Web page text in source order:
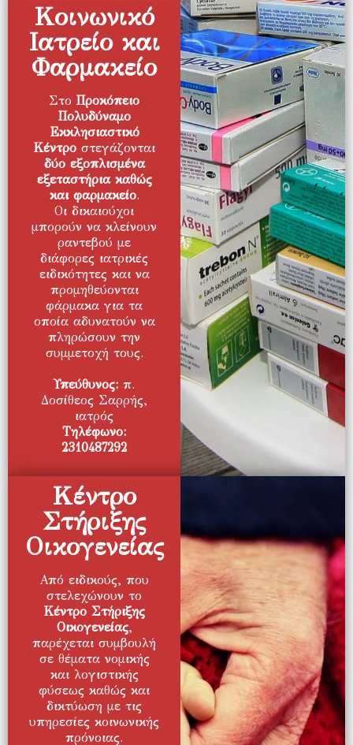
Κοινωνικό
Ιατρείο και
Φαρμακείο
ΣτοΠροκόπειο
Πολυδύναμο
Εκκλησιαστικό
Κέντρο στεγάζονται
δύο εξοπλισμένα
εξεταστήρια καθώς
και φαρμακείο.
Οι δικαιούχοι
μπορούν να κλείνουν
ραντεβού με
διάφορες ιατρικές
ειδικότητες και να
προμηθεύονται
φάρμακα για τα
οποία αδυνατούν να
πληρώσουν την
συμμετοχή τους.
Υπεύθυνος: π.
Δοσίθεος Σαρρής,
ιατρός
Τηλέφωνο:
2310487292
Κέντρο
Στήριξης
Οικογενείας
Από ειδικούς, που
στελεχώνουν το
Κέντρο Στήριξης
Οικογενείας,
παρέχεται συμβουλή
σε θέματα νομικής
και λογιστικής
φύσεως καθώς και
δικτύωση με τις
υπηρεσίες κοινωνικής
πρόνοιας.